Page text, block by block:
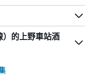
）的上野車站酒